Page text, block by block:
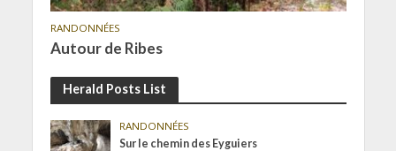
RANDONNÉES
Autour de Ribes
Herald Posts List
RANDONNÉES
Sur le chemin des Eyguiers